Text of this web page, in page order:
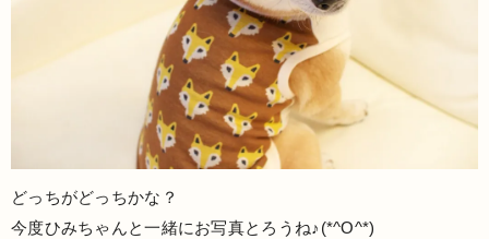
どっちがどっちかな？
今度ひみちゃんと一緒にお写真とろうね♪(*^O^*)